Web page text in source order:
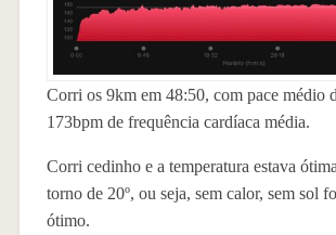
Corri os 9km em 48:50, com pace médio
173bpm de frequência cardíaca média.
Corri cedinho e a temperatura estava
torno de 20º, ou seja, sem calor, sem sol
ótimo.